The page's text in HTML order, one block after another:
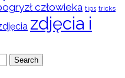
człowieka tips tricks
zdjęcia i
Search